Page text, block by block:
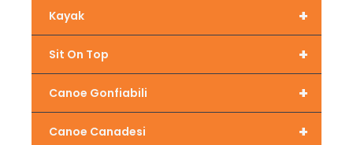
+
Kayak
+
Sit On Top
+
Canoe Gonfiabili
+
Canoe Canadesi